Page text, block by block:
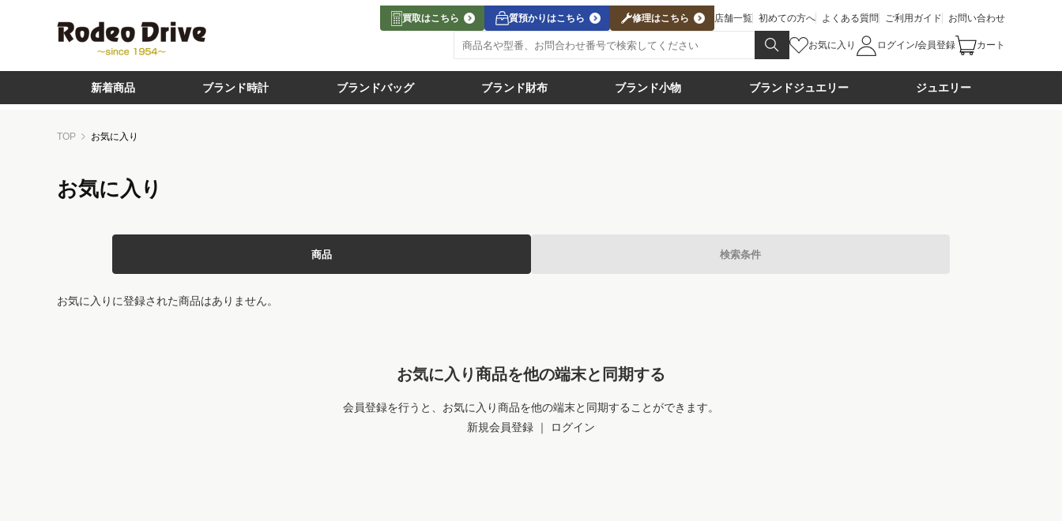
買取はこちら 質預かりはこちら 修理はこちら 店舗一覧 初めての方へ よくある質問 ご利用ガイド お問い合わせ
お気に入り ログイン/会員登録 カート
新着商品 ブランド時計 ブランドバッグ ブランド財布 ブランド小物 ブランドジュエリー ジュエリー
TOP お気に入り
お気に入り
商品 検索条件
お気に入りに登録された商品はありません。
お気に入り商品を他の端末と同期する
会員登録を行うと、お気に入り商品を他の端末と同期することができます。
新規会員登録 ｜ ログイン